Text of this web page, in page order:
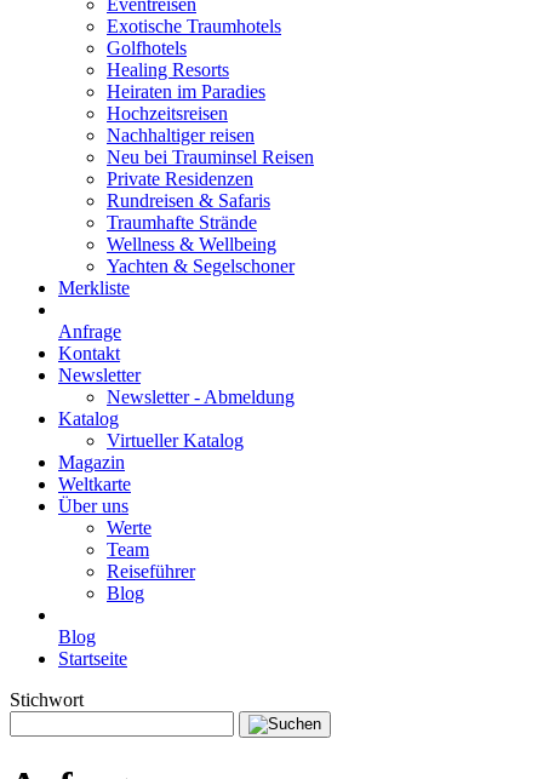
Eventreisen
Exotische Traumhotels
Golfhotels
Healing Resorts
Heiraten im Paradies
Hochzeitsreisen
Nachhaltiger reisen
Neu bei Trauminsel Reisen
Private Residenzen
Rundreisen & Safaris
Traumhafte Strände
Wellness & Wellbeing
Yachten & Segelschoner
Merkliste
Anfrage
Kontakt
Newsletter
Newsletter - Abmeldung
Katalog
Virtueller Katalog
Magazin
Weltkarte
Über uns
Werte
Team
Reiseführer
Blog
Blog
Startseite
Stichwort